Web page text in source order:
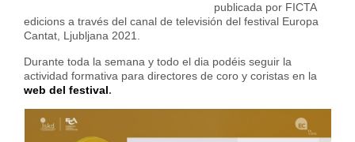
publicada por FICTA
edicions a través del canal de televisión del festival Europa
Cantat, Ljubljana 2021.
Durante toda la semana y todo el dia podéis seguir la
actividad formativa para directores de coro y coristas en la
web del festival.